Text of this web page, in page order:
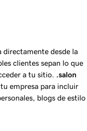
directamente desde la
clientes sepan lo que
a tu sitio.
.salon
empresa para incluir
blogs de estilo